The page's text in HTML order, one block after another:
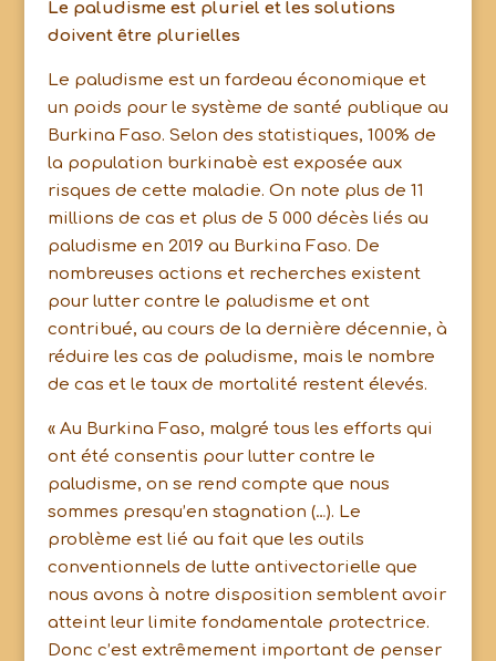
Le paludisme est pluriel et les solutions
doivent être plurielles
Le paludisme est un fardeau économique et
un poids pour le système de santé publique au
Burkina Faso. Selon des statistiques, 100% de
la population burkinabè est exposée aux
risques de cette maladie. On note plus de 11
millions de cas et plus de 5 000 décès liés au
paludisme en 2019 au Burkina Faso. De
nombreuses actions et recherches existent
pour lutter contre le paludisme et ont
contribué, au cours de la dernière décennie, à
réduire les cas de paludisme, mais le nombre
de cas et le taux de mortalité restent élevés.
« Au Burkina Faso, malgré tous les efforts qui
ont été consentis pour lutter contre le
paludisme, on se rend compte que nous
sommes presqu’en stagnation (…). Le
problème est lié au fait que les outils
conventionnels de lutte antivectorielle que
nous avons à notre disposition semblent avoir
atteint leur limite fondamentale protectrice.
Donc c’est extrêmement important de penser